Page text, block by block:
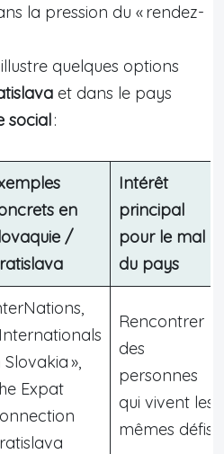
la pression du « rendez-
quelques options
et dans le pays
social:
en
/
Intérêt
principal
pour le mal
du pays
Slovakia »,
Expat
Rencontrer
des
personnes
qui vivent les
mêmes défis